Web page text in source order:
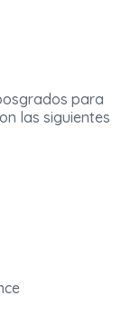
para
las siguientes